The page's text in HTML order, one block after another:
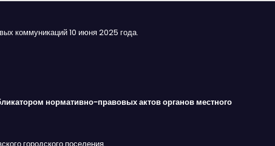
коммуникаций 10 июня 2025 года.
нормативно-правовых актов органов местного